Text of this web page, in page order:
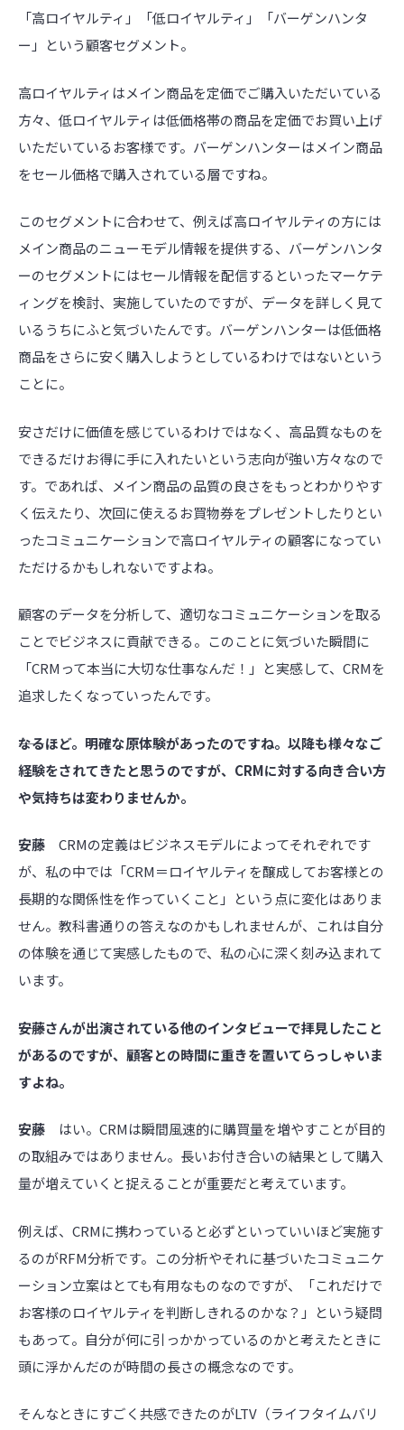
「高ロイヤルティ」「低ロイヤルティ」「バーゲンハンタ
ー」という顧客セグメント。
高ロイヤルティはメイン商品を定価でご購入いただいている
方々、低ロイヤルティは低価格帯の商品を定価でお買い上げ
いただいているお客様です。バーゲンハンターはメイン商品
をセール価格で購入されている層ですね。
このセグメントに合わせて、例えば高ロイヤルティの方には
メイン商品のニューモデル情報を提供する、バーゲンハンタ
ーのセグメントにはセール情報を配信するといったマーケテ
ィングを検討、実施していたのですが、データを詳しく見て
いるうちにふと気づいたんです。バーゲンハンターは低価格
商品をさらに安く購入しようとしているわけではないという
ことに。
安さだけに価値を感じているわけではなく、高品質なものを
できるだけお得に手に入れたいという志向が強い方々なので
す。であれば、メイン商品の品質の良さをもっとわかりやす
く伝えたり、次回に使えるお買物券をプレゼントしたりとい
ったコミュニケーションで高ロイヤルティの顧客になってい
ただけるかもしれないですよね。
顧客のデータを分析して、適切なコミュニケーションを取る
ことでビジネスに貢献できる。このことに気づいた瞬間に
「CRMって本当に大切な仕事なんだ！」と実感して、CRMを
追求したくなっていったんです。
――なるほど。明確な原体験があったのですね。以降も様々なご
経験をされてきたと思うのですが、CRMに対する向き合い方
や気持ちは変わりませんか。
安藤 CRMの定義はビジネスモデルによってそれぞれです
が、私の中では「CRM＝ロイヤルティを醸成してお客様との
長期的な関係性を作っていくこと」という点に変化はありま
せん。教科書通りの答えなのかもしれませんが、これは自分
の体験を通じて実感したもので、私の心に深く刻み込まれて
います。
――安藤さんが出演されている他のインタビューで拝見したこと
があるのですが、顧客との時間に重きを置いてらっしゃいま
すよね。
安藤 はい。CRMは瞬間風速的に購買量を増やすことが目的
の取組みではありません。長いお付き合いの結果として購入
量が増えていくと捉えることが重要だと考えています。
例えば、 CRMに携わっていると必ずといっていいほど実施す
るのがRFM分析です。この分析やそれに基づいたコミュニケ
ーション立案はとても有用なものなのですが、「これだけで
お客様のロイヤルティを判断しきれるのかな？」という疑問
もあって。自分が何に引っかかっているのかと考えたときに
頭に浮かんだのが時間の長さの概念なのです。
そんなときにすごく共感できたのがLTV （ライフタイムバリ